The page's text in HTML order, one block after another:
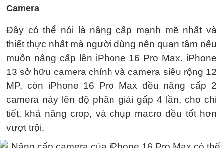
Camera
Đây có thể nói là nâng cấp mạnh mẽ nhất và
thiết thực nhất mà người dùng nên quan tâm nếu
muốn nâng cấp lên iPhone 16 Pro Max. iPhone
13 sở hữu camera chính và camera siêu rộng 12
MP, còn iPhone 16 Pro Max đều nâng cấp 2
camera này lên độ phân giải gấp 4 lần, cho chi
tiết, khả năng crop, và chụp macro đều tốt hơn
vượt trội.